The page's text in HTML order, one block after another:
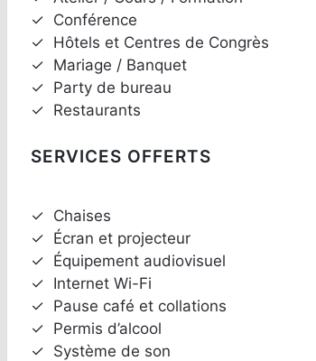
✓ Conférence
✓ Hôtels et Centres de Congrès
✓ Mariage / Banquet
✓ Party de bureau
✓ Restaurants
SERVICES OFFERTS
✓ Chaises
✓ Écran et projecteur
✓ Équipement audiovisuel
✓ Internet Wi-Fi
✓ Pause café et collations
✓ Permis d’alcool
✓ Système de son